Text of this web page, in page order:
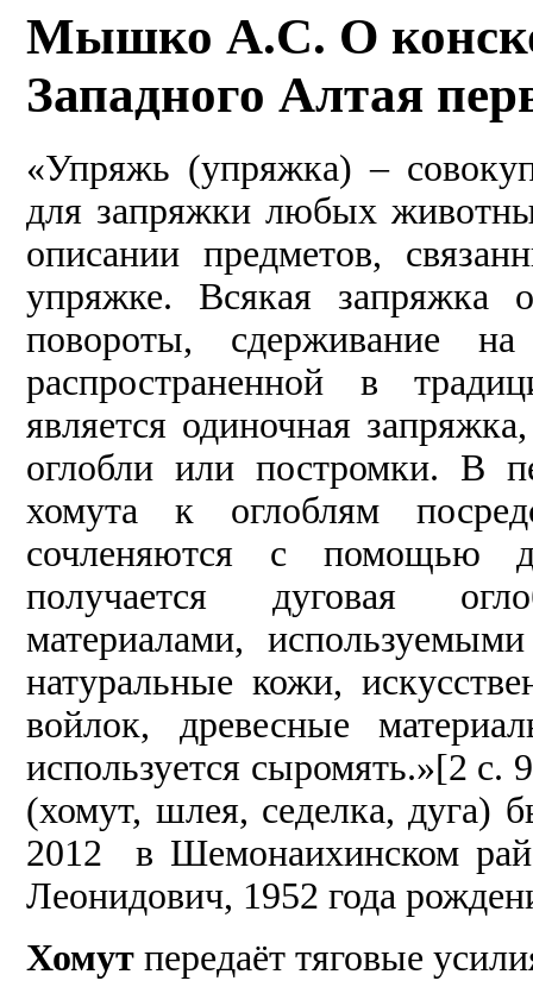
Мышко А.С. О
Западного Алтая
«Упряжь (упряжка) –
для запряжки любых
описании предметов,
упряжке. Всякая запряжка
повороты, сдерживание
распространенной в
является одиночная
оглобли или постромки. В
хомута к оглоблям
сочленяются с помощью
получается дуговая
материалами,
натуральные кожи,
войлок, древесные
используется сыромять.»[2
(хомут, шлея, седелка, дуга)
2012 в Шемонаихинском
Леонидович, 1952 года
Хомут передаёт тяговые